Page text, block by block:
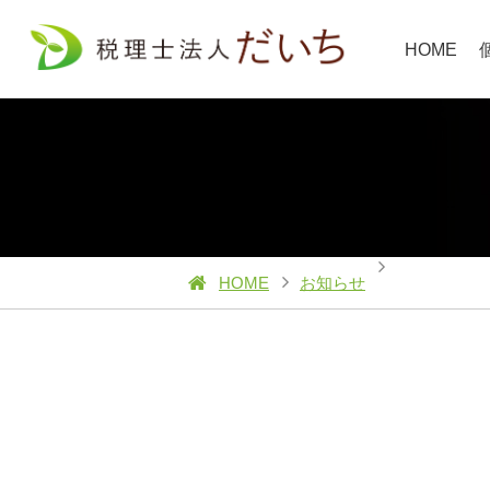
HOME
HOME お知らせ